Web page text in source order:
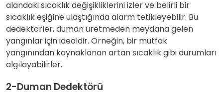
alandaki sıcaklık değişikliklerini izler ve belirli bir
sıcaklık eşiğine ulaştığında alarm tetikleyebilir. Bu
dedektörler, duman üretmeden meydana gelen
yangınlar için idealdir. Örneğin, bir mutfak
yangınından kaynaklanan artan sıcaklık gibi durumları
algılayabilirler.
2-Duman Dedektörü